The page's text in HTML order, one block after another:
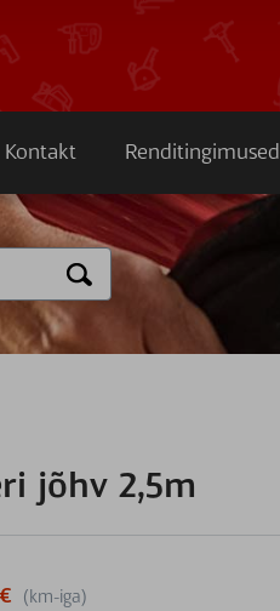
Kontakt Renditingimused
jõhv 2,5m
(km-iga)